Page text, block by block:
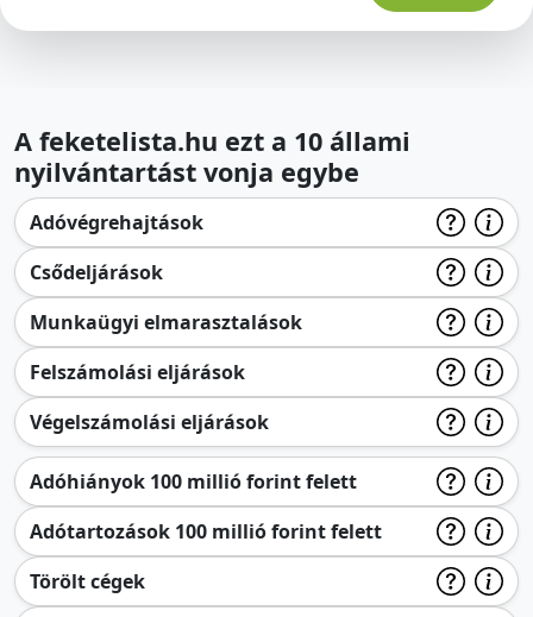
A feketelista.hu ezt a 10 állami
nyilvántartást vonja egybe
Adóvégrehajtások
Csődeljárások
Munkaügyi elmarasztalások
Felszámolási eljárások
Végelszámolási eljárások
Adóhiányok 100 millió forint felett
Adótartozások 100 millió forint felett
Törölt cégek